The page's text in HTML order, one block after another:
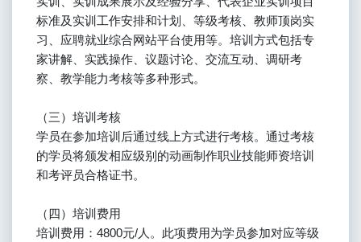
标准及实训工作安排和计划、等级考核、教师顶岗实
习、应聘就业综合网站平台使用等。培训方式包括专
家讲解、实践操作、议题讨论、交流互动、调研考
察、教学能力考核等多种形式。
（三）培训考核
学员在参加培训后通过线上方式进行考核。通过考核
的学员将颁发相应级别的动画制作职业技能师资培训
和考评员合格证书。
（四）培训费用
培训费用：4800元/人。此项费用为学员参加对应等级